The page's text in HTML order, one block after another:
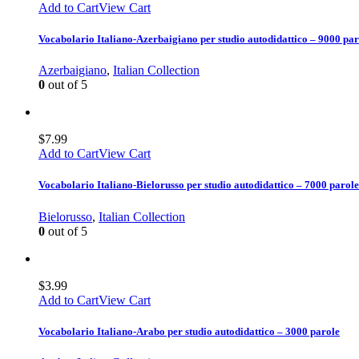
Add to CartView Cart
Vocabolario Italiano-Azerbaigiano per studio autodidattico – 9000
Azerbaigiano, Italian Collection
0 out of 5
$7.99
Add to CartView Cart
Vocabolario Italiano-Bielorusso per studio autodidattico – 7000 parole
Bielorusso, Italian Collection
0 out of 5
$3.99
Add to CartView Cart
Vocabolario Italiano-Arabo per studio autodidattico – 3000 parole